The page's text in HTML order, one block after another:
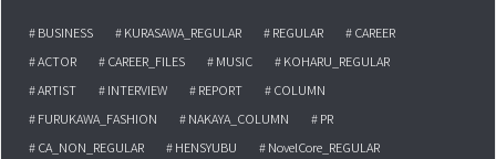
# BUSINESS # KURASAWA_REGULAR # REGULAR
# CAREER
# ACTOR
# CAREER_FILES # MUSIC
# KOHARU_REGULAR
# ARTIST
# INTERVIEW # REPORT
# COLUMN
# FURUKAWA_FASHION
# NAKAYA_COLUMN
# PR
# CA_NON_REGULAR
# HENSYUBU
# NovelCore_REGULAR